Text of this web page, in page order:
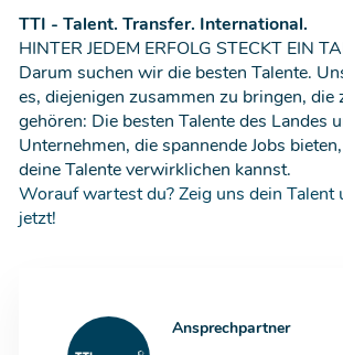
Ansprechpartner
TTI - Talent. Transfer. International.
HINTER JEDEM ERFOLG STECKT EIN
Darum suchen wir die besten Talente.
es, diejenigen zusammen zu bringen, die
gehören: Die besten Talente des Landes
Unternehmen, die spannende Jobs
deine Talente verwirklichen kannst.
Worauf wartest du? Zeig uns dein Talent
jetzt!